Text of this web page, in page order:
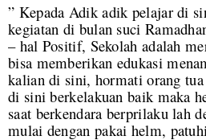
” Kepada Adik adik pelajar di
kegiatan di bulan suci
– hal Positif, Sekolah adalah
bisa memberikan edukasi
kalian di sini, hormati orang
di sini berkelakuan baik maka
saat berkendara berprilaku lah
mulai dengan pakai helm,